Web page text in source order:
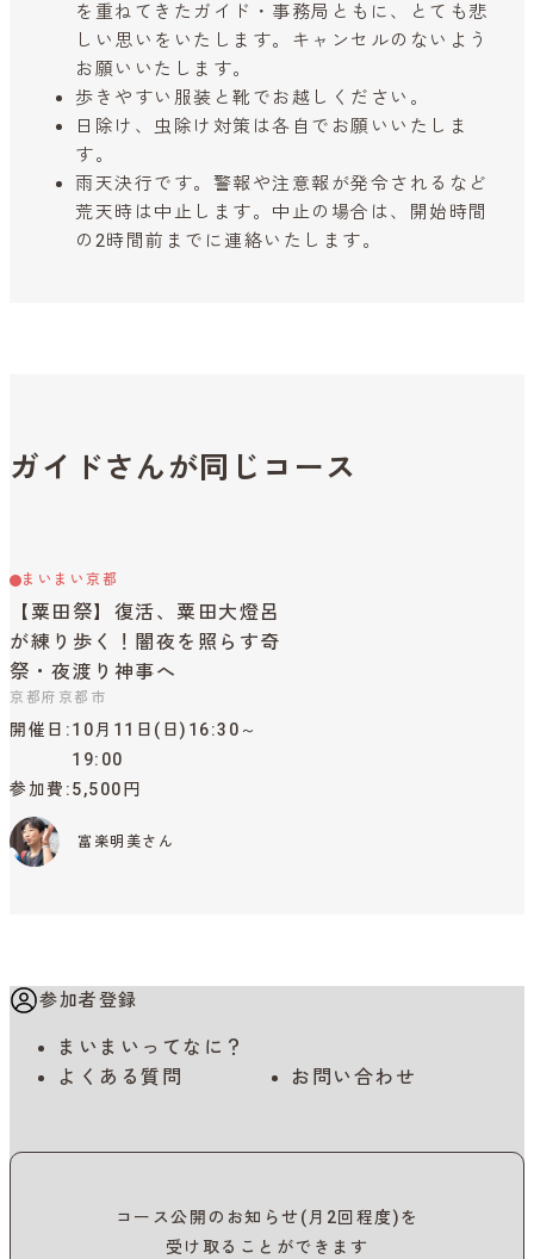
を重ねてきたガイド・事務局ともに、とても悲
しい思いをいたします。キャンセルのないよう
お願いいたします。
歩きやすい服装と靴でお越しください。
日除け、虫除け対策は各自でお願いいたしま
す。
雨天決行です。警報や注意報が発令されるなど
荒天時は中止します。中止の場合は、開始時間
の2時間前までに連絡いたします。
ガイドさんが同じコース
まいまい京都
【粟田祭】復活、粟田大燈呂
が練り歩く！闇夜を照らす奇
祭・夜渡り神事へ
京都府京都市
開催日
10月11日(日)16:30～
19:00
参加費 5,500円
富楽明美さん
参加者登録
まいまいってなに？
よくある質問
お問い合わせ
コース公開のお知らせ(月2回程度)を
受け取ることができます